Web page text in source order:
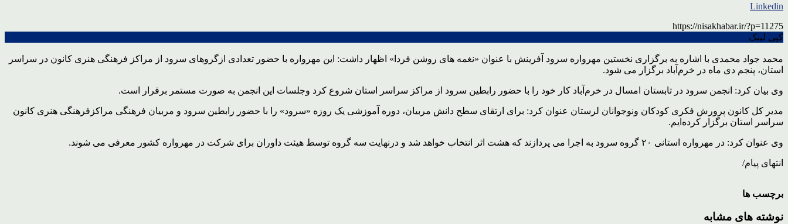
Linkedin
https://nisakhabar.ir/?p=11275
کپی لینک
محمد جواد محمدی با اشاره به برگزاری نخستین مهرواره سرود آفرینش با عنوان «نغمه های روشن فردا» اظهار داشت: این مهرواره با حضور تعدادی ازگروهای سرود از مراکز فرهنگی هنری کانون در سراسر
استان، پنجم دی ماه در خرم‌آباد برگزار می شود.
وی بیان کرد: انجمن سرود در تابستان امسال در خرم‌آباد کار خود را با حضور رابطین سرود از مراکز سراسر استان شروع کرد وجلسات این انجمن به صورت مستمر برقرار است.
مدیر کل کانون پرورش فکری کودکان ونوجوانان لرستان عنوان کرد: برای ارتقای سطح دانش مربیان، دوره آموزشی یک روزه «سرود» را با حضور رابطین سرود و مربیان فرهنگی مراکزفرهنگی هنری کانون
سراسر استان برگزار کرده‌ایم.
وی عنوان کرد: در مهرواره استانی ۲۰ گروه سرود به اجرا می پردازند که هشت اثر انتخاب خواهد شد و درنهایت سه گروه توسط هیئت داوران برای شرکت در مهرواره کشور معرفی می شوند.
انتهای پیام/
برچسب ها
نوشته های مشابه